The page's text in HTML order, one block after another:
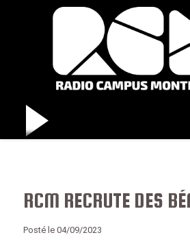
RCM RECRUTE DES
Posté le 04/09/2023